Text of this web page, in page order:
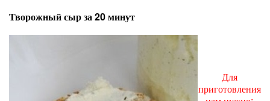
Творожный сыр за 20 минут
Для
приготовления